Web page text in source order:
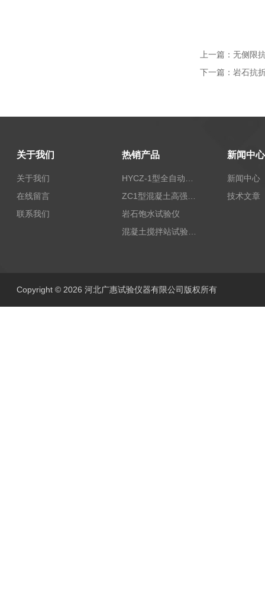
上一篇： 无侧限
下一篇： 岩石抗
关于我们
关于我们
在线留言
联系我们
热销产品
岩石饱水试验仪
新闻中心
新闻中心
技术文章
Copyright © 2026 河北广惠试验仪器有限公司版权所有